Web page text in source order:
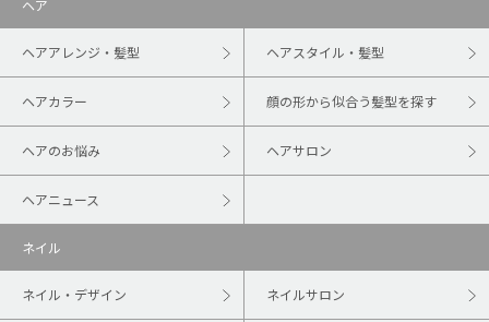
ヘア
ヘアアレンジ・髪型 ヘアスタイル・髪型
ヘアカラー 顔の形から似合う髪型を探す
ヘアのお悩み ヘアサロン
ヘアニュース
ネイル
ネイル・デザイン ネイルサロン